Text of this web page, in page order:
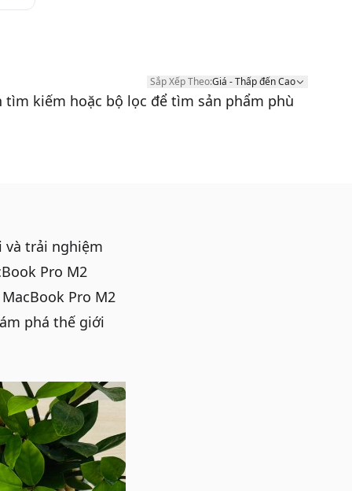
Sắp Xếp Theo:
Sắp Xếp Theo:Giá - Thấp đến Cao
kiếm hoặc bộ lọc để tìm sản phẩm phù
trải nghiệm
Pro M2
Pro M2
phá thế giới